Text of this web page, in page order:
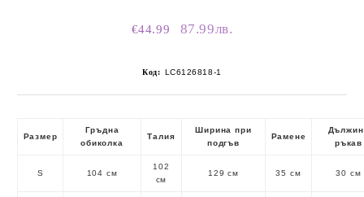
€44.99 87.99лв.
Код: LC6126818-1
Размер
Гръдна
обиколка
Талия
Ширина при
подгъв
Рамене
ръкав
S 104 см
102
см
129 см 35 см 30 см